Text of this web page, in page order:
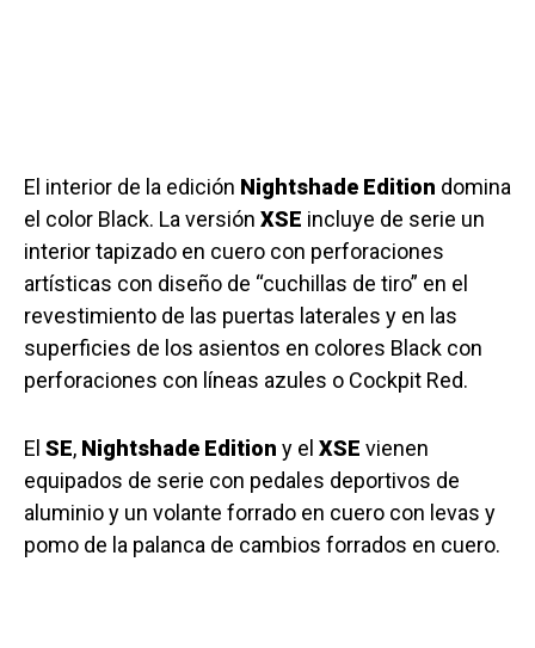
El interior de la edición Nightshade Edition domina
el color Black. La versión XSE incluye de serie un
interior tapizado en cuero con perforaciones
artísticas con diseño de “cuchillas de tiro” en el
revestimiento de las puertas laterales y en las
superficies de los asientos en colores Black con
perforaciones con líneas azules o Cockpit Red.
El SE, Nightshade Edition y el XSE vienen
equipados de serie con pedales deportivos de
aluminio y un volante forrado en cuero con levas y
pomo de la palanca de cambios forrados en cuero.